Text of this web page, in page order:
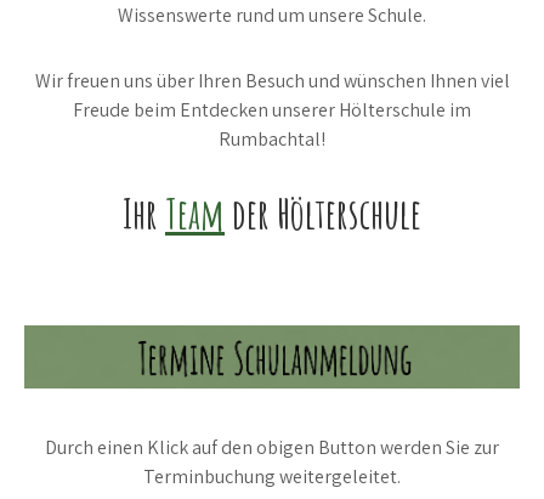
Wissenswerte rund um unsere Schule.
Wir freuen uns über Ihren Besuch und wünschen Ihnen viel
Freude beim Entdecken unserer Hölterschule im
Rumbachtal!
Ihr Team der Hölterschule
Durch einen Klick auf den obigen Button werden Sie zur
Terminbuchung weitergeleitet.